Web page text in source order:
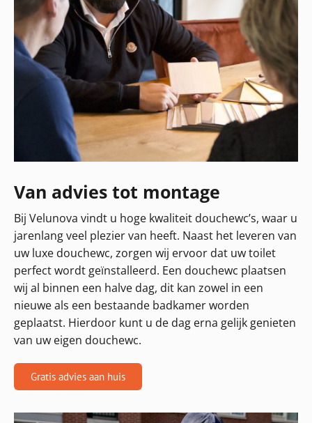
Van advies tot montage
Bij Velunova vindt u hoge kwaliteit douchewc’s, waar u
jarenlang veel plezier van heeft. Naast het leveren van
uw luxe douchewc, zorgen wij ervoor dat uw toilet
perfect wordt geïnstalleerd. Een douchewc plaatsen
wij al binnen een halve dag, dit kan zowel in een
nieuwe als een bestaande badkamer worden
geplaatst. Hierdoor kunt u de dag erna gelijk genieten
van uw eigen douchewc.
Gratis advies aan huis